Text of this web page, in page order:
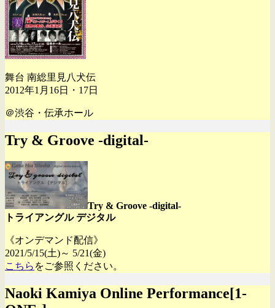
舞台 南総里見八犬伝
2012年1月16日・17日
＠渋谷・伝承ホール
Try & Groove -digital-
Try & Groove -digital-
トライアングル デジタル
《オンデマンド配信》
2021/5/15(土)～ 5/21(金)
こちら をご参照ください。
Naoki Kamiya Online Performance[1-